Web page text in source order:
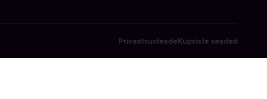
PrivaatsusteadeKüpsiste seaded